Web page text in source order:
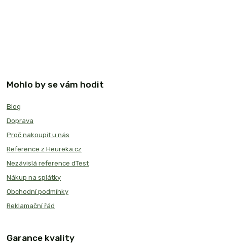
Mohlo by se vám hodit
Blog
Doprava
Proč nakoupit u nás
Reference z Heureka.cz
Nezávislá reference dTest
Nákup na splátky
Obchodní podmínky
Reklamační řád
Garance kvality